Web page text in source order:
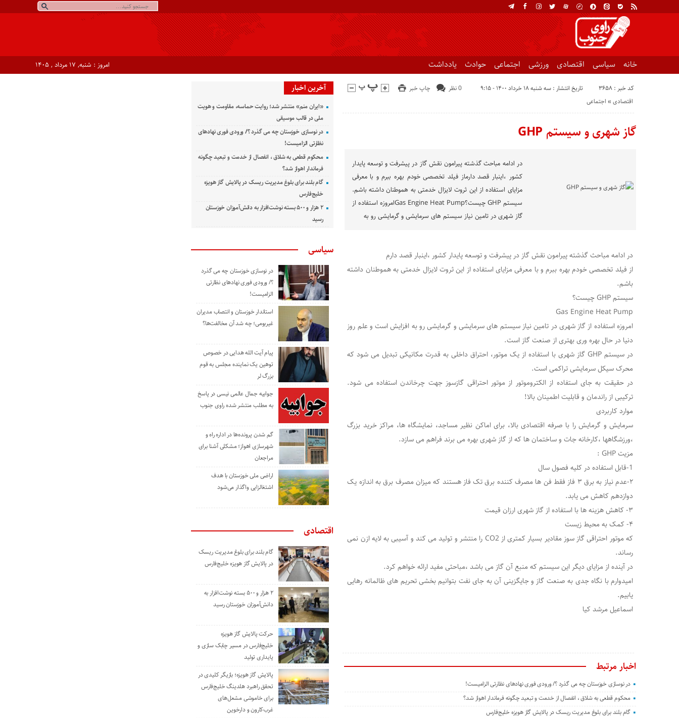
خانه سیاسی اقتصادی ورزشی اجتماعی حوادث یادداشت امروز : شنبه, ۱۷ مرداد , ۱۴۰۵
کد خبر : 3658 تاریخ انتشار : سه شنبه ۱۸ خرداد ۱۴۰۰ - ۹:۱۵ چاپ خبر
0 نظر
اجتماعی « اقتصادی
گاز شهری و سیستم GHP
در ادامه مباحث گذشته پیرامون نقش گاز در پیشرفت و توسعه پایدار
کشور ،اینبار قصد دارماز فیلد تخصصی خودم بهره ببرم و با معرفی
مزایای استفاده از این ثروت لایزال خدمتی به هموطنان داشته باشم.
سیستم GHP چیست؟Gas Engine Heat Pumpامروزه استفاده از
گاز شهری در تامین نیاز سیستم های سرمایشی و گرمایشی رو به
در ادامه مباحث گذشته پیرامون نقش گاز در پیشرفت و توسعه پایدار کشور ،اینبار قصد دارم
از فیلد تخصصی خودم بهره ببرم و با معرفی مزایای استفاده از این ثروت لایزال خدمتی به هموطنان داشته
باشم.
سیستم GHP چیست؟
Gas Engine Heat Pump
امروزه استفاده از گاز شهری در تامین نیاز سیستم های سرمایشی و گرمایشی رو به افزایش است و علم روز
دنیا در حال بهره وری بهتری از صنعت گاز است.
در سیستم GHP گاز شهری با استفاده از یک موتور، احتراق داخلی به قدرت مکانیکی تبدیل می شود که
محرک سیکل سرمایشی تراکمی است.
در حقیقت به جای استفاده از الکتروموتور از موتور احتراقی گازسوز جهت چرخاندن استفاده می شود.
ترکیبی از راندمان و قابلیت اطمینان بالا!
موارد کاربردی
سرمایش و گرمایش را با صرفه اقتصادی بالا، برای اماکن نظیر مساجد، نمایشگاه ها، مراکز خرید بزرگ
،ورزشگاهها ،کارخانه جات و ساختمان ها که از گاز شهری بهره می برند فراهم می سازد.
مزیت GHP :
1-قابل استفاده در کلیه فصول سال
۲-عدم نیاز به برق ۳ فاز فقط فن ها مصرف کننده برق تک فاز هستند که میزان مصرف برق به اندازه یک
دوازدهم کاهش می یابد.
۳- کاهش هزینه ها با استفاده از گاز شهری ارزان قیمت
۴- کمک به محیط زیست
که موتور احتراقی گاز سوز مقادیر بسیار کمتری از CO2 را منتشر و تولید می کند و آسیبی به لایه ازن نمی
رساند.
در آینده از مزایای دیگر این سیستم که منبع آن گاز می باشد ،مباحثی مفید ارائه خواهم کرد.
امیدوارم با نگاه جدی به صنعت گاز و جایگزینی آن به جای نفت بتوانیم بخشی تحریم های ظالمانه رهایی
یابیم.
اسماعیل مرشد کیا
اخبار مرتبط
در نوسازی خوزستان چه می گذرد ؟/ ورودی فوری نهادهای نظارتی الزامیست!
محکوم قطعی به شلاق ، انفصال از خدمت و تبعید چگونه فرماندار اهواز شد؟
گام بلند برای بلوغ مدیریت ریسک در پالایش گاز هویزه خلیج‌فارس
آخرین اخبار
«ایران منم» منتشر شد؛ روایت حماسه، مقاومت و هویت
ملی در قالب موسیقی
در نوسازی خوزستان چه می گذرد ؟/ ورودی فوری نهادهای
نظارتی الزامیست!
محکوم قطعی به شلاق ، انفصال از خدمت و تبعید چگونه
فرماندار اهواز شد؟
گام بلند برای بلوغ مدیریت ریسک در پالایش گاز هویزه
خلیج‌فارس
۲ هزار و ۵۰۰ بسته نوشت‌افزار به دانش‌آموزان خوزستان
رسید
سیاسی
در نوسازی خوزستان چه می گذرد
؟/ ورودی فوری نهادهای نظارتی
الزامیست!
استاندار خوزستان و انتصاب مدیران
غیربومی؛ چه شد آن مخالفت‌ها؟
پیام آیت الله هدایی در خصوص
توهین یک نماینده مجلس به قوم
بزرگ لر
جوابیه جمال عالمی نیسی در پاسخ
به مطلب منتشر شده راوی جنوب
گم شدن پرونده‌ها در اداره راه و
شهرسازی اهواز؛ مشکلی آشنا برای
مراجعان
اراضی ملی خوزستان با هدف
اشتغالزایی واگذار می‌شود
اقتصادی
گام بلند برای بلوغ مدیریت ریسک
در پالایش گاز هویزه خلیج‌فارس
۲ هزار و ۵۰۰ بسته نوشت‌افزار به
دانش‌آموزان خوزستان رسید
حرکت پالایش گاز هویزه
خلیج‌فارس در مسیر چابک سازی و
پایداری تولید
پالایش گاز هویزه؛ بازیگر کلیدی در
تحقق راهبرد هلدینگ خلیج‌فارس
برای خاموشی مشعل‌های
غرب‌کارون و دارخوین